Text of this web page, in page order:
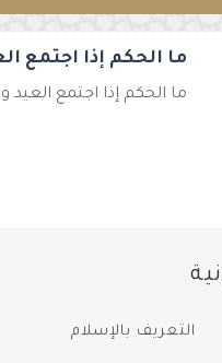
ما الحكم إذا اجتمع
ما الحكم إذا اجتمع
التعريف بالإسلام